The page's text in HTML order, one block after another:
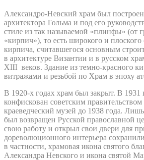
Александро-Невский храм был
архитектора Гольма и под его
стиле из так называемой «плинфы» (от
«кирпич»), то есть широкого и
кирпича, считавшегося основным
в архитектуре Византии и в русском
XIII веков. Здание из темно-красного
витражами и резьбой по Храм в эпоху
В 1920-х годах храм был закрыт. В 1931
конфискован советским правительством
краеведческий музей до 1938 года.
был возвращен Русской православной
свою работу и открыл свои двери для
дореволюционного интерьера
в частности, храмовая икона святого
Александра Невского и икона святой